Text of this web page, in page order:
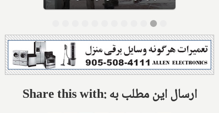
Share this with: ارسال این مطلب به